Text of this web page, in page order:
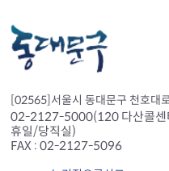
[02565]서울시 동대문구 천호대
02-2127-5000(120 다산콜센
휴일/당직실)
FAX : 02-2127-5096